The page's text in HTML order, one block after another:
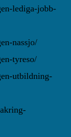
lediga-jobb-
nassjo/
tyreso/
utbildning-